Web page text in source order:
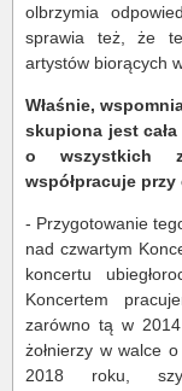
olbrzymia
sprawia też, że
artystów biorących
Właśnie,
skupiona jest
o wszystkich
współpracuje
- Przygotowanie
nad czwartym
koncertu
Koncertem
zarówno tą w
żołnierzy w walce
2018 roku,